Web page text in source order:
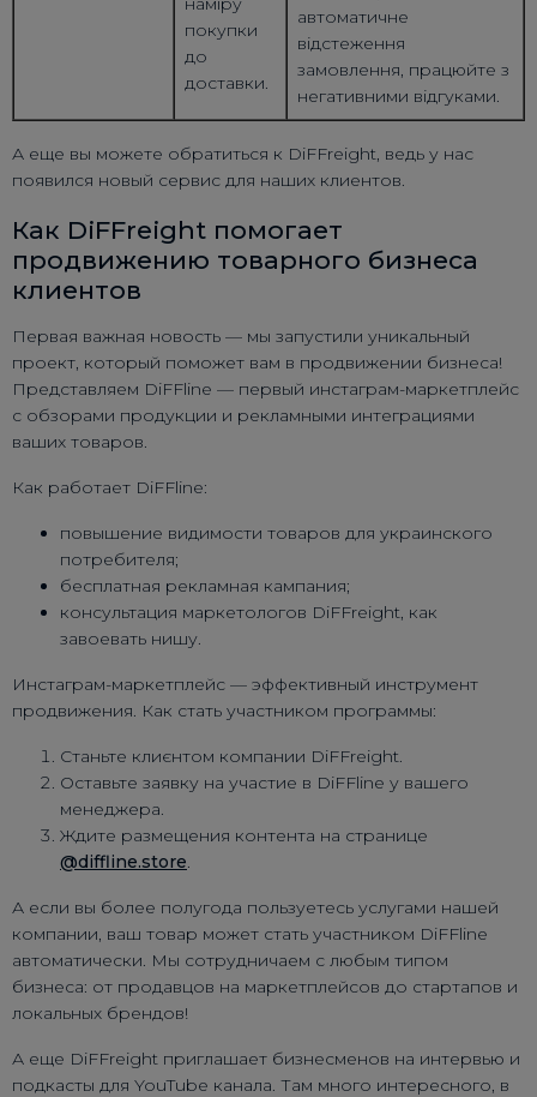
покупки
до
доставки.
автоматичне
відстеження
замовлення, працюйте з
негативними відгуками.
А еще вы можете обратиться к DiFFreight, ведь у нас
появился новый сервис для наших клиентов.
Как DiFFreight помогает
продвижению товарного бизнеса
клиентов
Первая важная новость — мы запустили уникальный
проект, который поможет вам в продвижении бизнеса!
Представляем DiFFline — первый инстаграм-маркетплейс
с обзорами продукции и рекламными интеграциями
ваших товаров.
Как работает DiFFline:
повышение видимости товаров для украинского
потребителя;
бесплатная рекламная кампания;
консультация маркетологов DiFFreight, как
завоевать нишу.
Инстаграм-маркетплейс — эффективный инструмент
продвижения. Как стать участником программы:
Станьте клиєнтом компании DiFFreight.
Оставьте заявку на участие в DiFFline у вашего
менеджера.
Ждите размещения контента на странице
@diffline.store
А если вы более полугода пользуетесь услугами нашей
компании, ваш товар может стать участником DiFFline
автоматически. Мы сотрудничаем с любым типом
бизнеса: от продавцов на маркетплейсов до стартапов и
локальных брендов!
А еще DiFFreight приглашает бизнесменов на интервью и
подкасты для YouTube канала. Там много интересного, в